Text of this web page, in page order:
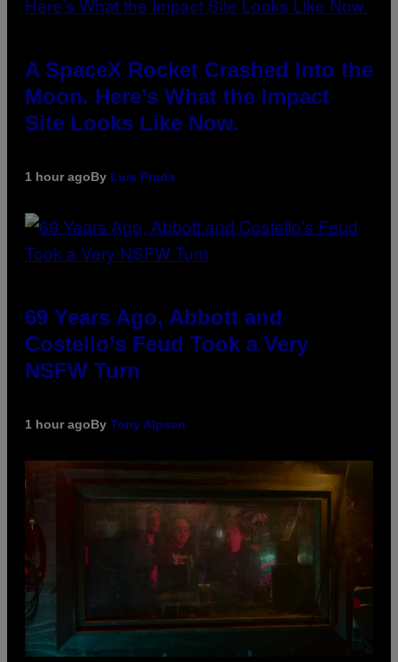
A SpaceX Rocket Crashed Into the
Moon. Here’s What the Impact
Site Looks Like Now.
1 hour agoBy Luis Prada
69 Years Ago, Abbott and
Costello’s Feud Took a Very
NSFW Turn
1 hour agoBy Tony Alpsen